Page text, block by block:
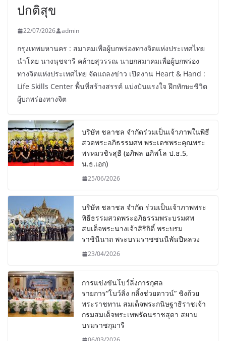
ปกติสุข
22/07/2026 admin
กรุงเทพมหานคร : สมาคมเพื่อผู้บกพร่องทางจิตแห่งประเทศไทย
นำโดย นางนุชจารี คล้ายสุวรรณ นายกสมาคมเพื่อผู้บกพร่อง
ทางจิตแห่งประเทศไทย จัดแถลงข่าว เปิดงาน Heart & Hand :
Life Skills Center พื้นที่สร้างสรรค์ แบ่งปันแรงใจ ฝึกทักษะชีวิต
ผู้บกพร่องทางจิต
บริษัท ชลาชล จำกัดร่วมเป็นเจ้าภาพในพิธี
สวดพระอภิธรรมศพ พระเดชพระคุณพระ
พรหมวชิรสุธี (อภิพล อภิพโล ป.ธ.5,
น.ธ.เอก)
25/06/2026
บริษัท ชลาชล จำกัด ร่วมเป็นเจ้าภาพพระ
พิธีธรรมสวดพระอภิธรรมพระบรมศพ
สมเด็จพระนางเจ้าสิริกิติ์ พระบรม
ราชินีนาถ พระบรมราชชนนีพันปีหลวง
23/04/2026
การแข่งขันโบว์ลิ่งการกุศล
รายการ“โบว์ลิ่ง กลิ้งช่วยดาวน์” ชิงถ้วย
พระราชทาน สมเด็จพระกนิษฐาธิราชเจ้า
กรมสมเด็จพระเทพรัตนราชสุดา สยาม
บรมราชกุมารี